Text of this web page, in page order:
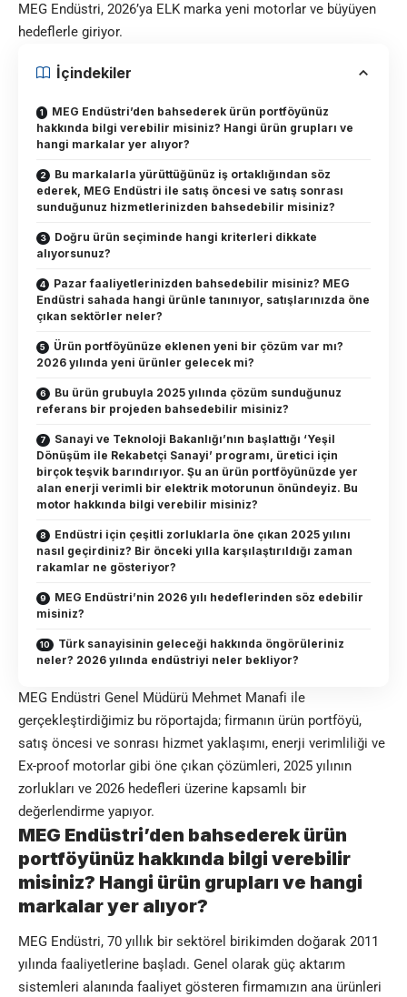
MEG Endüstri, 2026’ya ELK marka yeni motorlar ve büyüyen
hedeflerle giriyor.
İçindekiler
MEG Endüstri’den bahsederek ürün portföyünüz
hakkında bilgi verebilir misiniz? Hangi ürün grupları ve
hangi markalar yer alıyor?
Bu markalarla yürüttüğünüz iş ortaklığından söz
ederek, MEG Endüstri ile satış öncesi ve satış sonrası
sunduğunuz hizmetlerinizden bahsedebilir misiniz?
Doğru ürün seçiminde hangi kriterleri dikkate
alıyorsunuz?
Pazar faaliyetlerinizden bahsedebilir misiniz? MEG
Endüstri sahada hangi ürünle tanınıyor, satışlarınızda öne
çıkan sektörler neler?
Ürün portföyünüze eklenen yeni bir çözüm var mı?
2026 yılında yeni ürünler gelecek mi?
Bu ürün grubuyla 2025 yılında çözüm sunduğunuz
referans bir projeden bahsedebilir misiniz?
Sanayi ve Teknoloji Bakanlığı’nın başlattığı ‘Yeşil
Dönüşüm ile Rekabetçi Sanayi’ programı, üretici için
birçok teşvik barındırıyor. Şu an ürün portföyünüzde yer
alan enerji verimli bir elektrik motorunun önündeyiz. Bu
motor hakkında bilgi verebilir misiniz?
Endüstri için çeşitli zorluklarla öne çıkan 2025 yılını
nasıl geçirdiniz? Bir önceki yılla karşılaştırıldığı zaman
rakamlar ne gösteriyor?
MEG Endüstri’nin 2026 yılı hedeflerinden söz edebilir
misiniz?
Türk sanayisinin geleceği hakkında öngörüleriniz
neler? 2026 yılında endüstriyi neler bekliyor?
MEG Endüstri Genel Müdürü Mehmet Manafi ile
gerçekleştirdiğimiz bu röportajda; firmanın ürün portföyü,
satış öncesi ve sonrası hizmet yaklaşımı, enerji verimliliği ve
Ex-proof motorlar gibi öne çıkan çözümleri, 2025 yılının
zorlukları ve 2026 hedefleri üzerine kapsamlı bir
değerlendirme yapıyor.
MEG Endüstri’den bahsederek ürün
portföyünüz hakkında bilgi verebilir
misiniz? Hangi ürün grupları ve hangi
markalar yer alıyor?
MEG Endüstri, 70 yıllık bir sektörel birikimden doğarak 2011
yılında faaliyetlerine başladı. Genel olarak güç aktarım
sistemleri alanında faaliyet gösteren firmamızın ana ürünleri